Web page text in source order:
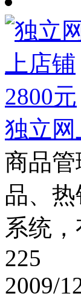
独立网
商品
品、
系统
225
2009/